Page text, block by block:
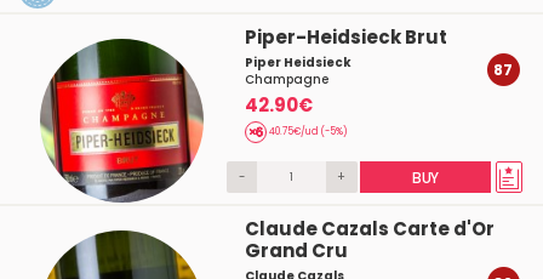
Piper-Heidsieck Brut
Piper Heidsieck
Champagne
42.90€
40.75€/ud (-5%)
87
- + BUY
Claude Cazals Carte d'Or
Grand Cru